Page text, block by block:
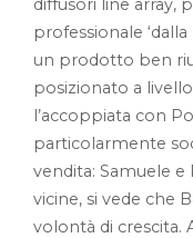
professionale
un prodotto ben
posizionato a
l’accoppiata con
particolarmente
vendita: Samuele
vicine, si vede che
volontà di crescita.